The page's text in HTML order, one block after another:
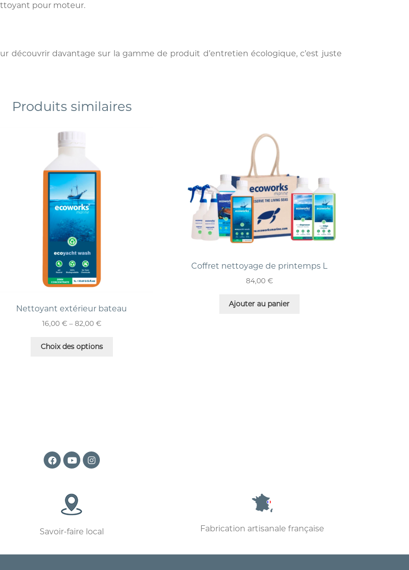
pour moteur.
découvrir davantage sur la gamme de produit d’entretien écologique, c’est juste
Produits similaires
Nettoyant extérieur bateau
16,00 €– 82,00 €
Choix des options
Coffret nettoyage de printemps L
84,00 €
Ajouter au panier
Savoir-faire local Fabrication artisanale française